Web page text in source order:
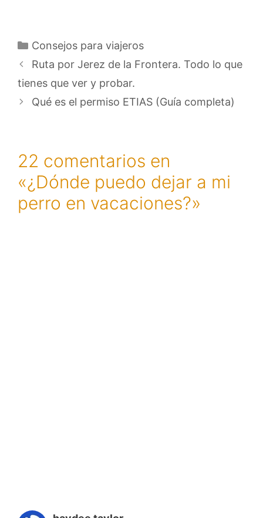
Categorías
Consejos para viajeros
Ruta por Jerez de la Frontera. Todo lo que
tienes que ver y probar.
Qué es el permiso ETIAS (Guía completa)
22 comentarios en
«¿Dónde puedo dejar a mi
perro en vacaciones?»